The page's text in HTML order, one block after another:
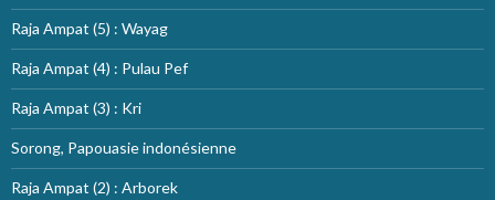
Raja Ampat (5) : Wayag
Raja Ampat (4) : Pulau Pef
Raja Ampat (3) : Kri
Sorong, Papouasie indonésienne
Raja Ampat (2) : Arborek